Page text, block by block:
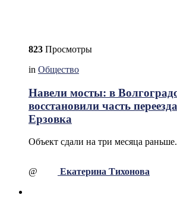
823 Просмотры
in Общество
Навели мосты: в
восстановили часть
Ерзовка
Объект сдали на три месяца раньше.
@ Екатерина Тихонова